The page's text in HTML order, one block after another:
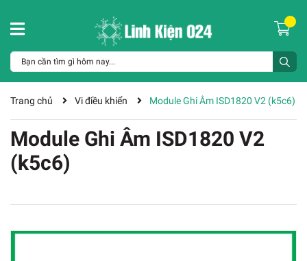
Trang chủ Vi điều khiển Module Ghi Âm ISD1820 V2 (k5c6)
Module Ghi Âm ISD1820 V2
(k5c6)